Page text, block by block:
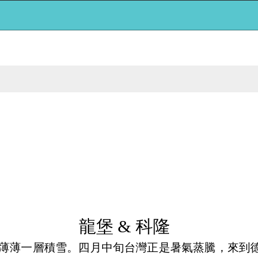
龍堡 & 科隆
一層積雪。四月中旬台灣正是暑氣蒸騰，來到